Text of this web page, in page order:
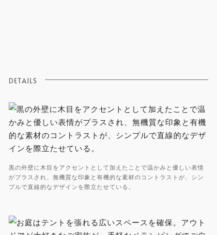
DETAILS
黒の外壁に木目をアクセントとして加えたことで温かみと優しい表情
がプラスされ、無機質な印象と有機的な素材のコントラストが、シン
プルで直線的なデザインを際立たせている。